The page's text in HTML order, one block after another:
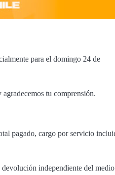
para el domingo 24 de
tu comprensión.
pagado, cargo por servicio
independiente del